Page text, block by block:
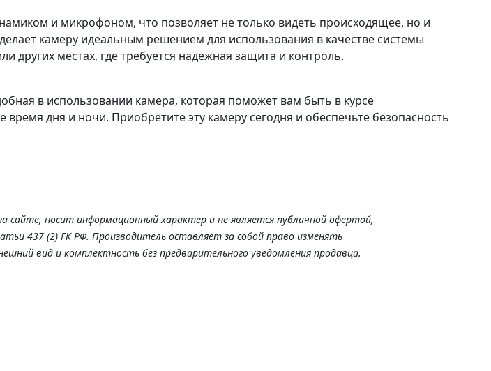
и микрофоном, что позволяет не только видеть происходящее, но и
камеру идеальным решением для использования в качестве системы
других местах, где требуется надежная защита и контроль.
в использовании камера, которая поможет вам быть в курсе
время дня и ночи. Приобретите эту камеру сегодня и обеспечьте безопасность
сайте, носит информационный характер и не является публичной офертой,
437 (2) ГК РФ. Производитель оставляет за собой право изменять
вид и комплектность без предварительного уведомления продавца.